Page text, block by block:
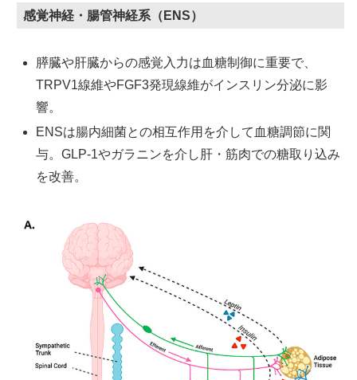
感覚神経・腸管神経系（ENS）
膵臓や肝臓からの感覚入力は血糖制御に重要で、
TRPV1線維やFGF3発現線維がインスリン分泌に影
響。
ENSは腸内細菌との相互作用を介して血糖調節に関
与。GLP-1やガラニンを介し肝・筋肉での糖取り込み
を改善。